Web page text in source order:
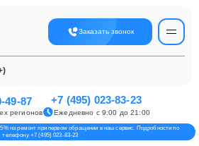
Заказать звонок
49-87
регионов
+7 (495) 023-83-23
Ежедневно с 9:00 до 21:00
на ремонт при первом обращении в наш сервис. Подробности по
телефону +7 (495) 023-83-23